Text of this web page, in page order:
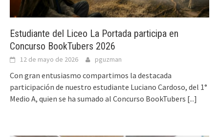
Estudiante del Liceo La Portada participa en
Concurso BookTubers 2026
12 de mayo de 2026 pguzman
Con gran entusiasmo compartimos la destacada
participación de nuestro estudiante Luciano Cardoso, del 1°
Medio A, quien se ha sumado al Concurso BookTubers [...]